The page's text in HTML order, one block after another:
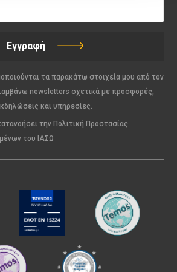
Εγγραφή
τα παρακάτω στοιχεία μου από τον
newsletters σχετικά με προσφορές,
και υπηρεσίες.
την Πολιτική Προστασίας
του ΙΑΣΩ